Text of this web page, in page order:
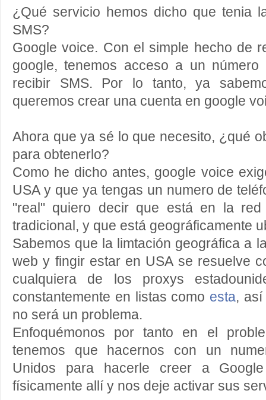
¿Qué servicio hemos dicho que tenia
SMS?
Google voice. Con el simple hecho de
google, tenemos acceso a un
recibir SMS. Por lo tanto, ya
queremos crear una cuenta en google
Ahora que ya sé lo que necesito, ¿qué
para obtenerlo?
Como he dicho antes, google voice
USA y que ya tengas un numero de
"real" quiero decir que está en la red
tradicional, y que está geográficamente
Sabemos que la limtación geográfica a
web y fingir estar en USA se resuelve
cualquiera de los proxys
constantemente en listas como esta, así
no será un problema.
Enfoquémonos por tanto en el
tenemos que hacernos con un
Unidos para hacerle creer a
físicamente allí y nos deje activar sus